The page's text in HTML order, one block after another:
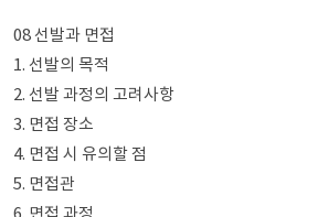
08 선발과 면접
1. 선발의 목적
2. 선발 과정의 고려사항
3. 면접 장소
4. 면접 시 유의할 점
5. 면접관